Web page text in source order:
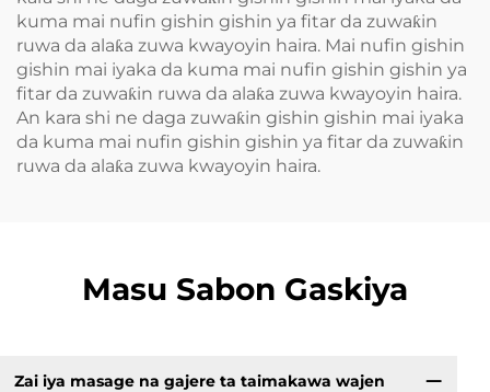
kuma mai nufin gishin gishin ya fitar da zuwaƙin
ruwa da alaƙa zuwa kwayoyin haira. Mai nufin gishin
gishin mai iyaka da kuma mai nufin gishin gishin ya
fitar da zuwaƙin ruwa da alaƙa zuwa kwayoyin haira.
An kara shi ne daga zuwaƙin gishin gishin mai iyaka
da kuma mai nufin gishin gishin ya fitar da zuwaƙin
ruwa da alaƙa zuwa kwayoyin haira.
Masu Sabon Gaskiya
Zai iya masage na gajere ta taimakawa wajen